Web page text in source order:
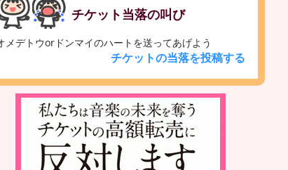
チケット当落の叫び
メデトウorドンマイのハートを送ってあげよう
チケットの当落を投稿する